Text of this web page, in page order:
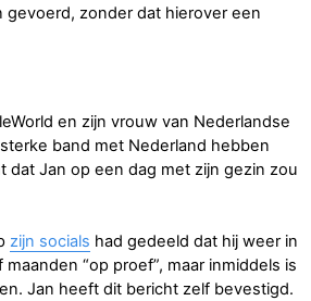
zonder dat hierover een
en zijn vrouw van Nederlandse
band met Nederland hebben
Jan op een dag met zijn gezin zou
zijn socials had gedeeld dat hij weer in
“op proef”, maar inmiddels is
Jan heeft dit bericht zelf bevestigd.